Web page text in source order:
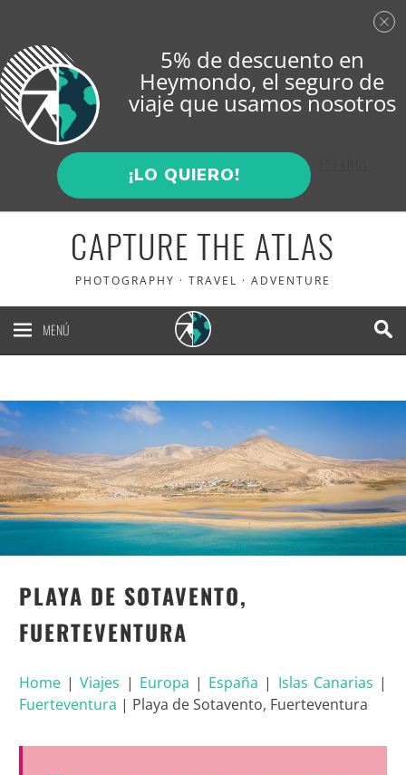
CAPTURE THE ATLAS
PHOTOGRAPHY · TRAVEL · ADVENTURE
MENÚ
PLAYA DE SOTAVENTO,
FUERTEVENTURA
Home|Viajes | Europa | España | Islas Canarias |
Fuerteventura | Playa de Sotavento, Fuerteventura
5% de descuento en
Heymondo, el seguro de
viaje que usamos nosotros
¡LO QUIERO!